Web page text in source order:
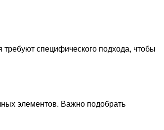
специфического подхода, чтобы
элементов. Важно подобрать